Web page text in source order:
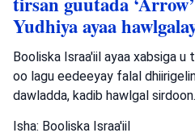
Yudhiya ayaa
Booliska Israa'iil ayaa xabsiga u
oo lagu eedeeyay falal
dawladda, kadib hawlgal sirdoon.
Isha: Booliska Israa'iil